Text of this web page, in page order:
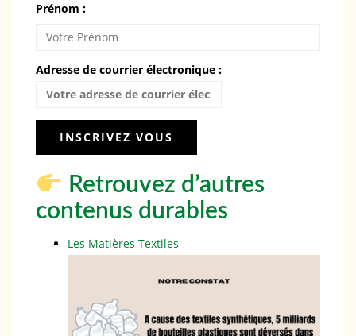
Prénom :
Adresse de courrier électronique :
Retrouvez d’autres
contenus durables
Les Matières Textiles